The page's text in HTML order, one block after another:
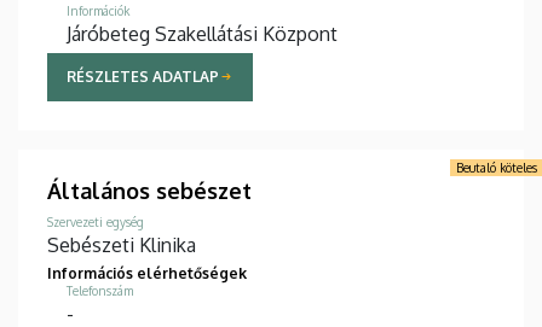
Információk
Járóbeteg Szakellátási Központ
RÉSZLETES ADATLAP
Általános sebészet
Beutaló köteles
Szervezeti egység
Sebészeti Klinika
Információs elérhetőségek
Telefonszám
-